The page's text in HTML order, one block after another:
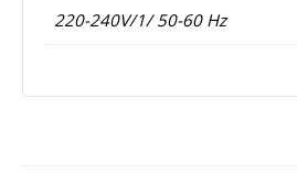
220-240V/1/ 50-60 Hz